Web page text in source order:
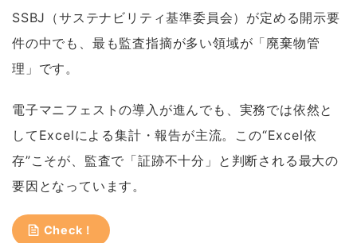
SSBJ（サステナビリティ基準委員会）が定める開示要
件の中でも、最も監査指摘が多い領域が「廃棄物管
理」です。
電子マニフェストの導入が進んでも、実務では依然と
してExcelによる集計・報告が主流。この“Excel依
存”こそが、監査で「証跡不十分」と判断される最大の
要因となっています。
Check！